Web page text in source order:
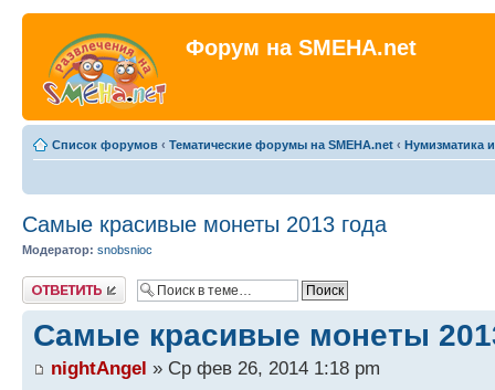
Форум на SMEHA.net
Список форумов ‹ Тематические форумы на SMEHA.net ‹ Нумизматика
Самые красивые монеты 2013 года
Модератор: snobsnioc
Ответить
Самые красивые монеты
nightAngel » Ср фев 26, 2014 1:18 pm